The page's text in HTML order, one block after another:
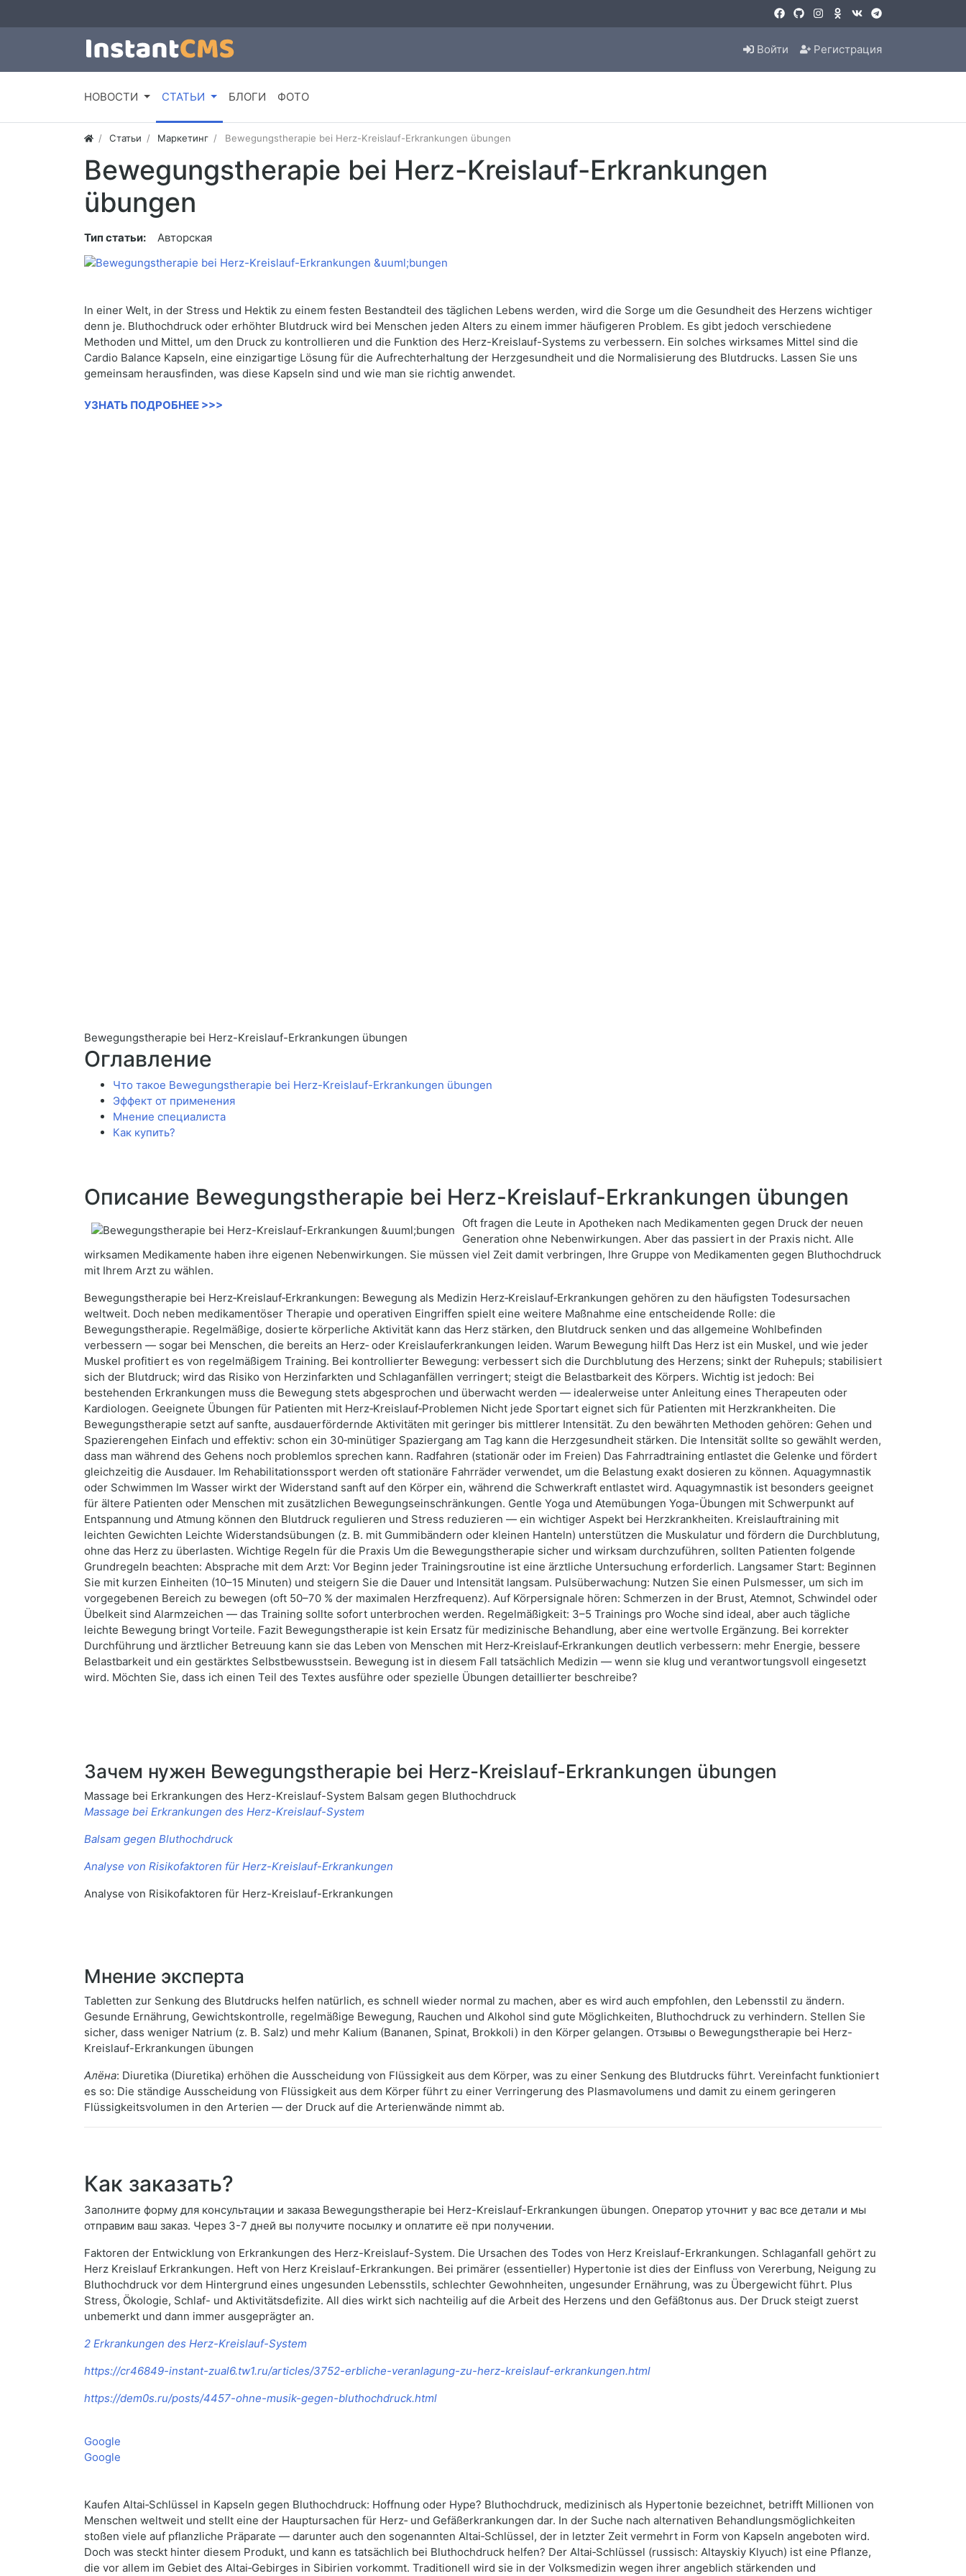
Войти Регистрация
НОВОСТИ СТАТЬИ БЛОГИ ФОТО
Статьи Маркетинг Bewegungstherapie bei Herz-Kreislauf-Erkrankungen übungen
Bewegungstherapie bei Herz-Kreislauf-Erkrankungen
übungen
Тип статьи: Авторская
In einer Welt, in der Stress und Hektik zu einem festen Bestandteil des täglichen Lebens werden, wird die Sorge um die Gesundheit des Herzens wichtiger
denn je. Bluthochdruck oder erhöhter Blutdruck wird bei Menschen jeden Alters zu einem immer häufigeren Problem. Es gibt jedoch verschiedene
Methoden und Mittel, um den Druck zu kontrollieren und die Funktion des Herz-Kreislauf-Systems zu verbessern. Ein solches wirksames Mittel sind die
Cardio Balance Kapseln, eine einzigartige Lösung für die Aufrechterhaltung der Herzgesundheit und die Normalisierung des Blutdrucks. Lassen Sie uns
gemeinsam herausfinden, was diese Kapseln sind und wie man sie richtig anwendet.
УЗНАТЬ ПОДРОБНЕЕ >>>
Bewegungstherapie bei Herz-Kreislauf-Erkrankungen übungen
Оглавление
Что такое Bewegungstherapie bei Herz-Kreislauf-Erkrankungen übungen
Эффект от применения
Мнение специалиста
Как купить?
Описание Bewegungstherapie bei Herz-Kreislauf-Erkrankungen übungen
Oft fragen die Leute in Apotheken nach Medikamenten gegen Druck der neuen
Generation ohne Nebenwirkungen. Aber das passiert in der Praxis nicht. Alle
wirksamen Medikamente haben ihre eigenen Nebenwirkungen. Sie müssen viel Zeit damit verbringen, Ihre Gruppe von Medikamenten gegen Bluthochdruck
mit Ihrem Arzt zu wählen.
Bewegungstherapie bei Herz‑Kreislauf‑Erkrankungen: Bewegung als Medizin Herz‑Kreislauf‑Erkrankungen gehören zu den häufigsten Todesursachen
weltweit. Doch neben medikamentöser Therapie und operativen Eingriffen spielt eine weitere Maßnahme eine entscheidende Rolle: die
Bewegungstherapie. Regelmäßige, dosierte körperliche Aktivität kann das Herz stärken, den Blutdruck senken und das allgemeine Wohlbefinden
verbessern — sogar bei Menschen, die bereits an Herz‑ oder Kreislauferkrankungen leiden. Warum Bewegung hilft Das Herz ist ein Muskel, und wie jeder
Muskel profitiert es von regelmäßigem Training. Bei kontrollierter Bewegung: verbessert sich die Durchblutung des Herzens; sinkt der Ruhepuls; stabilisiert
sich der Blutdruck; wird das Risiko von Herzinfarkten und Schlaganfällen verringert; steigt die Belastbarkeit des Körpers. Wichtig ist jedoch: Bei
bestehenden Erkrankungen muss die Bewegung stets abgesprochen und überwacht werden — idealerweise unter Anleitung eines Therapeuten oder
Kardiologen. Geeignete Übungen für Patienten mit Herz‑Kreislauf‑Problemen Nicht jede Sportart eignet sich für Patienten mit Herzkrankheiten. Die
Bewegungstherapie setzt auf sanfte, ausdauerfördernde Aktivitäten mit geringer bis mittlerer Intensität. Zu den bewährten Methoden gehören: Gehen und
Spazierengehen Einfach und effektiv: schon ein 30‑minütiger Spaziergang am Tag kann die Herzgesundheit stärken. Die Intensität sollte so gewählt werden,
dass man während des Gehens noch problemlos sprechen kann. Radfahren (stationär oder im Freien) Das Fahrradtraining entlastet die Gelenke und fördert
gleichzeitig die Ausdauer. Im Rehabilitationssport werden oft stationäre Fahrräder verwendet, um die Belastung exakt dosieren zu können. Aquagymnastik
oder Schwimmen Im Wasser wirkt der Widerstand sanft auf den Körper ein, während die Schwerkraft entlastet wird. Aquagymnastik ist besonders geeignet
für ältere Patienten oder Menschen mit zusätzlichen Bewegungseinschränkungen. Gentle Yoga und Atemübungen Yoga-Übungen mit Schwerpunkt auf
Entspannung und Atmung können den Blutdruck regulieren und Stress reduzieren — ein wichtiger Aspekt bei Herzkrankheiten. Kreislauftraining mit
leichten Gewichten Leichte Widerstandsübungen (z. B. mit Gummibändern oder kleinen Hanteln) unterstützen die Muskulatur und fördern die Durchblutung,
ohne das Herz zu überlasten. Wichtige Regeln für die Praxis Um die Bewegungstherapie sicher und wirksam durchzuführen, sollten Patienten folgende
Grundregeln beachten: Absprache mit dem Arzt: Vor Beginn jeder Trainingsroutine ist eine ärztliche Untersuchung erforderlich. Langsamer Start: Beginnen
Sie mit kurzen Einheiten (10–15 Minuten) und steigern Sie die Dauer und Intensität langsam. Pulsüberwachung: Nutzen Sie einen Pulsmesser, um sich im
vorgegebenen Bereich zu bewegen (oft 50–70 % der maximalen Herzfrequenz). Auf Körpersignale hören: Schmerzen in der Brust, Atemnot, Schwindel oder
Übelkeit sind Alarmzeichen — das Training sollte sofort unterbrochen werden. Regelmäßigkeit: 3–5 Trainings pro Woche sind ideal, aber auch tägliche
leichte Bewegung bringt Vorteile. Fazit Bewegungstherapie ist kein Ersatz für medizinische Behandlung, aber eine wertvolle Ergänzung. Bei korrekter
Durchführung und ärztlicher Betreuung kann sie das Leben von Menschen mit Herz‑Kreislauf‑Erkrankungen deutlich verbessern: mehr Energie, bessere
Belastbarkeit und ein gestärktes Selbstbewusstsein. Bewegung ist in diesem Fall tatsächlich Medizin — wenn sie klug und verantwortungsvoll eingesetzt
wird. Möchten Sie, dass ich einen Teil des Textes ausführe oder spezielle Übungen detaillierter beschreibe?
Зачем нужен Bewegungstherapie bei Herz-Kreislauf-Erkrankungen übungen
Massage bei Erkrankungen des Herz-Kreislauf-System Balsam gegen Bluthochdruck
Massage bei Erkrankungen des Herz-Kreislauf-System
Balsam gegen Bluthochdruck
Analyse von Risikofaktoren für Herz-Kreislauf-Erkrankungen
Analyse von Risikofaktoren für Herz-Kreislauf-Erkrankungen
Мнение эксперта
Tabletten zur Senkung des Blutdrucks helfen natürlich, es schnell wieder normal zu machen, aber es wird auch empfohlen, den Lebensstil zu ändern.
Gesunde Ernährung, Gewichtskontrolle, regelmäßige Bewegung, Rauchen und Alkohol sind gute Möglichkeiten, Bluthochdruck zu verhindern. Stellen Sie
sicher, dass weniger Natrium (z. B. Salz) und mehr Kalium (Bananen, Spinat, Brokkoli) in den Körper gelangen. Отзывы о Bewegungstherapie bei Herz-
Kreislauf-Erkrankungen übungen
Алёна: Diuretika (Diuretika) erhöhen die Ausscheidung von Flüssigkeit aus dem Körper, was zu einer Senkung des Blutdrucks führt. Vereinfacht funktioniert
es so: Die ständige Ausscheidung von Flüssigkeit aus dem Körper führt zu einer Verringerung des Plasmavolumens und damit zu einem geringeren
Flüssigkeitsvolumen in den Arterien — der Druck auf die Arterienwände nimmt ab.
Как заказать?
Заполните форму для консультации и заказа Bewegungstherapie bei Herz-Kreislauf-Erkrankungen übungen. Оператор уточнит у вас все детали и мы
отправим ваш заказ. Через 3-7 дней вы получите посылку и оплатите её при получении.
Faktoren der Entwicklung von Erkrankungen des Herz-Kreislauf-System. Die Ursachen des Todes von Herz Kreislauf-Erkrankungen. Schlaganfall gehört zu
Herz Kreislauf Erkrankungen. Heft von Herz Kreislauf-Erkrankungen. Bei primärer (essentieller) Hypertonie ist dies der Einfluss von Vererbung, Neigung zu
Bluthochdruck vor dem Hintergrund eines ungesunden Lebensstils, schlechter Gewohnheiten, ungesunder Ernährung, was zu Übergewicht führt. Plus
Stress, Ökologie, Schlaf- und Aktivitätsdefizite. All dies wirkt sich nachteilig auf die Arbeit des Herzens und den Gefäßtonus aus. Der Druck steigt zuerst
unbemerkt und dann immer ausgeprägter an.
2 Erkrankungen des Herz-Kreislauf-System
https://cr46849-instant-zual6.tw1.ru/articles/3752-erbliche-veranlagung-zu-herz-kreislauf-erkrankungen.html
https://dem0s.ru/posts/4457-ohne-musik-gegen-bluthochdruck.html
Google
Google
Kaufen Altai‑Schlüssel in Kapseln gegen Bluthochdruck: Hoffnung oder Hype? Bluthochdruck, medizinisch als Hypertonie bezeichnet, betrifft Millionen von
Menschen weltweit und stellt eine der Hauptursachen für Herz‑ und Gefäßerkrankungen dar. In der Suche nach alternativen Behandlungsmöglichkeiten
stoßen viele auf pflanzliche Präparate — darunter auch den sogenannten Altai‑Schlüssel, der in letzter Zeit vermehrt in Form von Kapseln angeboten wird.
Doch was steckt hinter diesem Produkt, und kann es tatsächlich bei Bluthochdruck helfen? Der Altai‑Schlüssel (russisch: Altayskiy Klyuch) ist eine Pflanze,
die vor allem im Gebiet des Altai‑Gebirges in Sibirien vorkommt. Traditionell wird sie in der Volksmedizin wegen ihrer angeblich stärkenden und